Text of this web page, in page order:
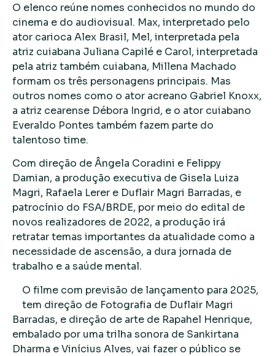
O elenco reúne nomes conhecidos no mundo do
cinema e do audiovisual. Max, interpretado pelo
ator carioca Alex Brasil, Mel, interpretada pela
atriz cuiabana Juliana Capilé e Carol, interpretada
pela atriz também cuiabana, Millena Machado
formam os três personagens principais. Mas
outros nomes como o ator acreano Gabriel Knoxx,
a atriz cearense Débora Ingrid, e o ator cuiabano
Everaldo Pontes também fazem parte do
talentoso time.
Com direção de Ângela Coradini e Felippy
Damian, a produção executiva de Gisela Luiza
Magri, Rafaela Lerer e Duflair Magri Barradas, e
patrocínio do FSA/BRDE, por meio do edital de
novos realizadores de 2022, a produção irá
retratar temas importantes da atualidade como a
necessidade de ascensão, a dura jornada de
trabalho e a saúde mental.
O filme com previsão de lançamento para 2025,
tem direção de Fotografia de Duflair Magri
Barradas, e direção de arte de Rapahel Henrique,
embalado por uma trilha sonora de Sankirtana
Dharma e Vinícius Alves, vai fazer o público se